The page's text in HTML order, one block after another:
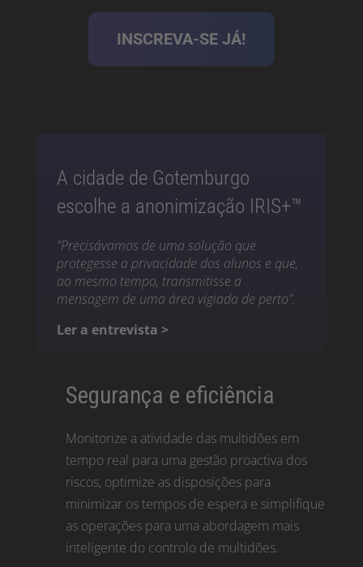
INSCREVA-SE JÁ!
A cidade de Gotemburgo
escolhe a anonimização IRIS+™
"Precisávamos de uma solução que
protegesse a privacidade dos alunos e que,
ao mesmo tempo, transmitisse a
mensagem de uma área vigiada de perto".
Ler a entrevista >
Segurança e eficiência
Monitorize a atividade das multidões em
tempo real para uma gestão proactiva dos
riscos, optimize as disposições para
minimizar os tempos de espera e simplifique
as operações para uma abordagem mais
inteligente do controlo de multidões.